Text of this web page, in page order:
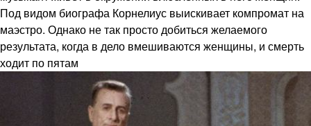
Под видом биографа Корнелиус выискивает компромат на
маэстро. Однако не так просто добиться желаемого
результата, когда в дело вмешиваются женщины, и смерть
ходит по пятам